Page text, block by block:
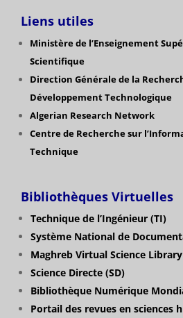
Liens utiles
Ministère de l’Enseignement
Scientifique
Direction Générale de la
Développement Technologique
Algerian Research Network
Centre de Recherche sur
Technique
Bibliothèques Virtuelles
Technique de l’Ingénieur (TI)
Système National de
Maghreb Virtual Science Library
Science Directe (SD)
Bibliothèque Numérique
Portail des revues en sciences